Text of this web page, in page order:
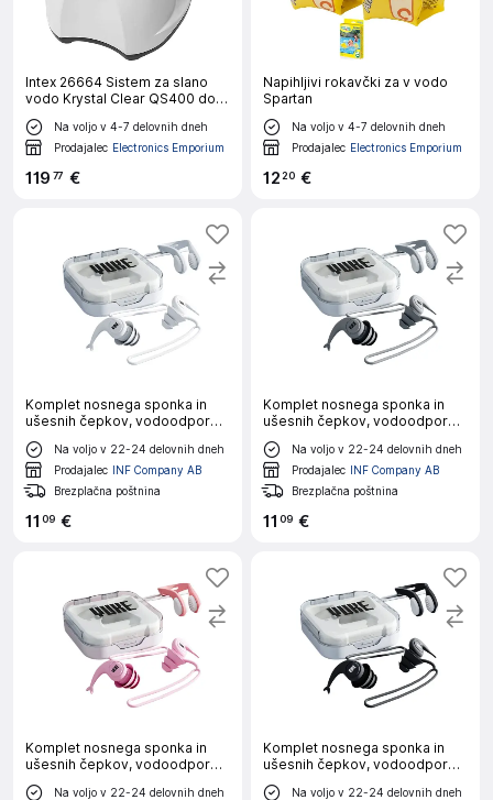
Intex 26664 Sistem za slano
vodo Krystal Clear QS400 do
17,4 m³
Na voljo v 4-7 delovnih dneh
Prodajalec Electronics Emporium
119 77 €
Napihljivi rokavčki za v vodo
Spartan
Na voljo v 4-7 delovnih dneh
Prodajalec Electronics Emporium
12 20 €
Komplet nosnega sponka in
ušesnih čepkov, vodoodporen
silikonski White
Na voljo v 22-24 delovnih dneh
Prodajalec INF Company AB
Brezplačna poštnina
11 09 €
Komplet nosnega sponka in
ušesnih čepkov, vodoodporen
silikonski Gray
Na voljo v 22-24 delovnih dneh
Prodajalec INF Company AB
Brezplačna poštnina
11 09 €
Komplet nosnega sponka in
ušesnih čepkov, vodoodporen
silikonski Pink
Na voljo v 22-24 delovnih dneh
Komplet nosnega sponka in
ušesnih čepkov, vodoodporen
silikonski Black
Na voljo v 22-24 delovnih dneh